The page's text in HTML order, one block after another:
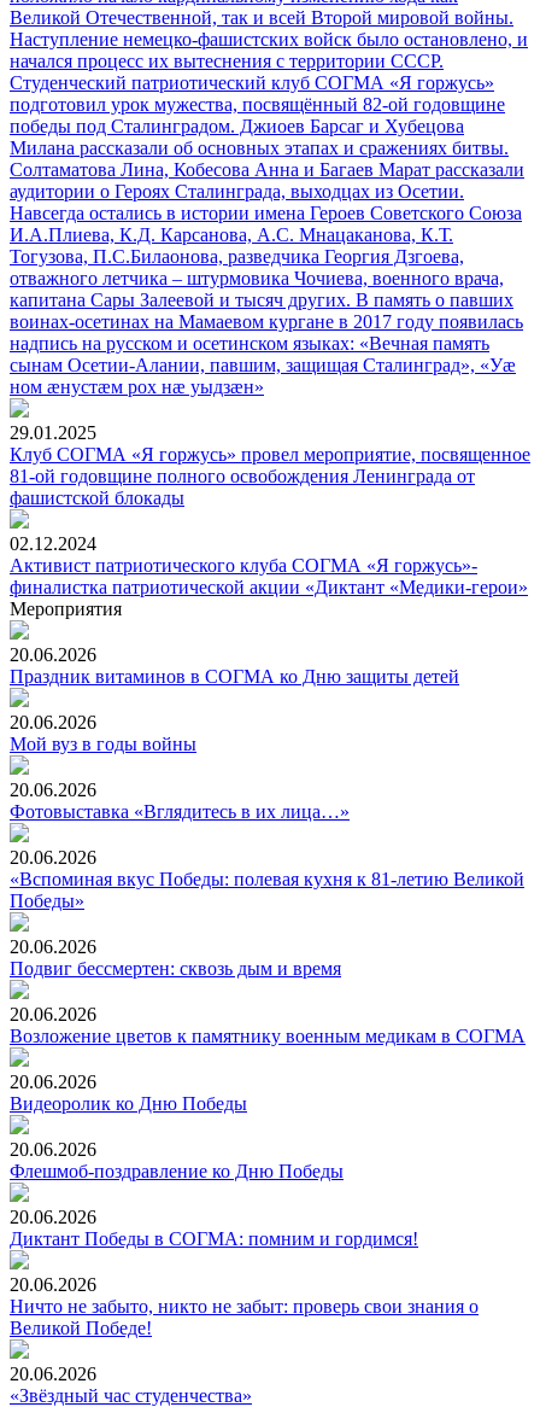
Великой Отечественной, так и всей Второй мировой войны.
Наступление немецко-фашистских войск было остановлено, и
начался процесс их вытеснения с территории СССР.
Студенческий патриотический клуб СОГМА «Я горжусь»
подготовил урок мужества, посвящённый 82-ой годовщине
победы под Сталинградом. Джиоев Барсаг и Хубецова
Милана рассказали об основных этапах и сражениях битвы.
Солтаматова Лина, Кобесова Анна и Багаев Марат рассказали
аудитории о Героях Сталинграда, выходцах из Осетии.
Навсегда остались в истории имена Героев Советского Союза
И.А.Плиева, К.Д. Карсанова, А.С. Мнацаканова, К.Т.
Тогузова, П.С.Билаонова, разведчика Георгия Дзгоева,
отважного летчика – штурмовика Чочиева, военного врача,
капитана Сары Залеевой и тысяч других. В память о павших
воинах-осетинах на Мамаевом кургане в 2017 году появилась
надпись на русском и осетинском языках: «Вечная память
сынам Осетии-Алании, павшим, защищая Сталинград», «Уæ
ном æнустæм рох нæ уыдзæн»
29.01.2025
Клуб СОГМА «Я горжусь» провел мероприятие, посвященное
81-ой годовщине полного освобождения Ленинграда от
фашистской блокады
02.12.2024
Активист патриотического клуба СОГМА «Я горжусь»-
финалистка патриотической акции «Диктант «Медики-герои»
Мероприятия
20.06.2026
Праздник витаминов в СОГМА ко Дню защиты детей
20.06.2026
Мой вуз в годы войны
20.06.2026
Фотовыставка «Вглядитесь в их лица…»
20.06.2026
«Вспоминая вкус Победы: полевая кухня к 81-летию Великой
Победы»
20.06.2026
Подвиг бессмертен: сквозь дым и время
20.06.2026
Возложение цветов к памятнику военным медикам в СОГМА
20.06.2026
Видеоролик ко Дню Победы
20.06.2026
Флешмоб-поздравление ко Дню Победы
20.06.2026
Диктант Победы в СОГМА: помним и гордимся!
20.06.2026
Ничто не забыто, никто не забыт: проверь свои знания о
Великой Победе!
20.06.2026
«Звёздный час студенчества»